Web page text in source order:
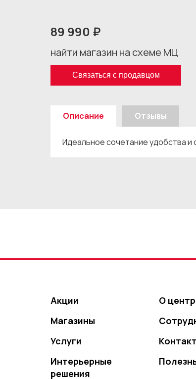
89 990 ₽
найти магазин на схеме МЦ
Связаться с продавцом
Описание Отзывы
Идеальное сочетание удобства и
Акции
Магазины
Услуги
Интерьерные
решения
О